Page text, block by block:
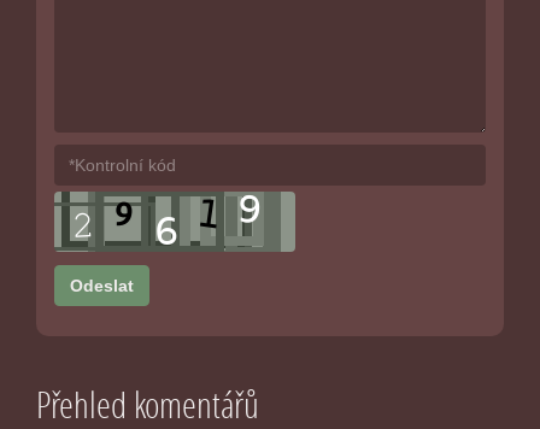
Přehled komentářů